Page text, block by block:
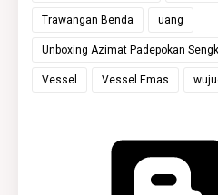
Trawangan Benda uang
Unboxing Azimat Padepokan
Vessel Vessel Emas